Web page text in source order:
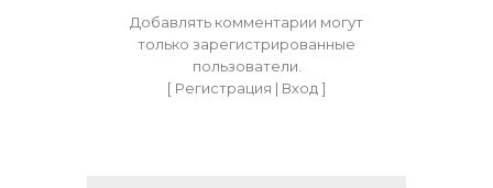
Добавлять комментарии могут
только зарегистрированные
пользователи.
[ Регистрация | Вход]